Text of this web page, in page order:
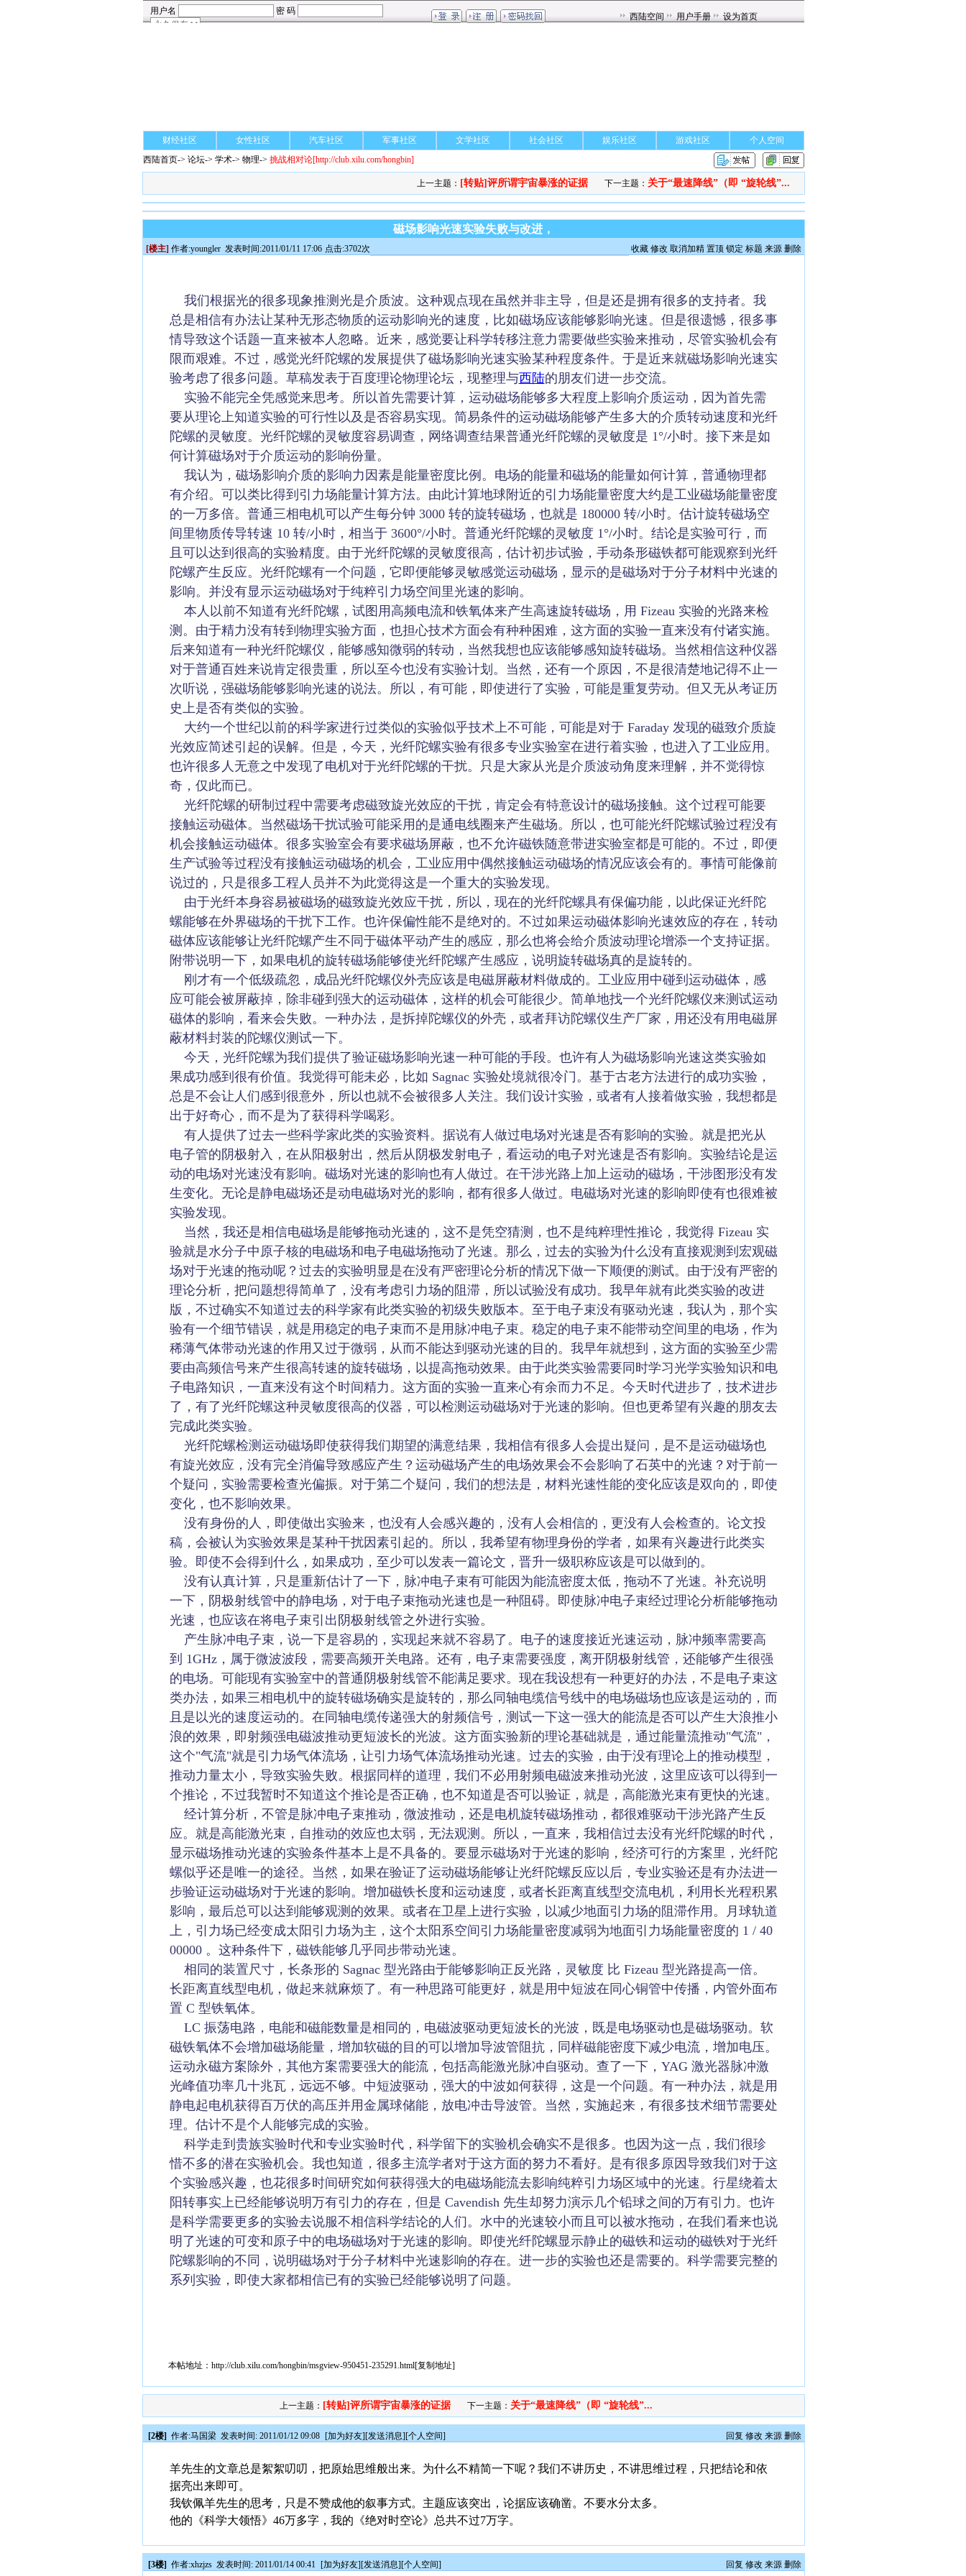
财经社区 女性社区 汽车社区 军事社区 文学社区 社会社区 娱乐社区 游戏社区
个人空间
西陆首页-> 论坛-> 学术-> 物理-> 挑战相对论[http://club.xilu.com/hongbin]
上一主题： [转贴]评所谓宇宙暴涨的证据 下一主题： 关于“最速降线”（即 “旋轮线”...
磁场影响光速实验失败与改进，
[楼主] 作者:youngler 发表时间:2011/01/11 17:06 收藏 修改 取消加精 置顶 锁定 标题 来源 删除
点击:3702次
我们根据光的很多现象推测光是介质波。这种观点现在虽然并非主导，但是还是拥有很多的支持者。我
总是相信有办法让某种无形态物质的运动影响光的速度，比如磁场应该能够影响光速。但是很遗憾，很多事
情导致这个话题一直来被本人忽略。近来，感觉要让科学转移注意力需要做些实验来推动，尽管实验机会有
限而艰难。不过，感觉光纤陀螺的发展提供了磁场影响光速实验某种程度条件。于是近来就磁场影响光速实
验考虑了很多问题。草稿发表于百度理论物理论坛，现整理与西陆的朋友们进一步交流。
实验不能完全凭感觉来思考。所以首先需要计算，运动磁场能够多大程度上影响介质运动，因为首先需
要从理论上知道实验的可行性以及是否容易实现。简易条件的运动磁场能够产生多大的介质转动速度和光纤
陀螺的灵敏度。光纤陀螺的灵敏度容易调查，网络调查结果普通光纤陀螺的灵敏度是 1°/小时。接下来是如
何计算磁场对于介质运动的影响份量。
我认为，磁场影响介质的影响力因素是能量密度比例。电场的能量和磁场的能量如何计算，普通物理都
有介绍。可以类比得到引力场能量计算方法。由此计算地球附近的引力场能量密度大约是工业磁场能量密度
的一万多倍。普通三相电机可以产生每分钟 3000 转的旋转磁场，也就是 180000 转/小时。估计旋转磁场空
间里物质传导转速 10 转/小时，相当于 3600°/小时。普通光纤陀螺的灵敏度 1°/小时。结论是实验可行，而
且可以达到很高的实验精度。由于光纤陀螺的灵敏度很高，估计初步试验，手动条形磁铁都可能观察到光纤
陀螺产生反应。光纤陀螺有一个问题，它即便能够灵敏感觉运动磁场，显示的是磁场对于分子材料中光速的
影响。并没有显示运动磁场对于纯粹引力场空间里光速的影响。
本人以前不知道有光纤陀螺，试图用高频电流和铁氧体来产生高速旋转磁场，用 Fizeau 实验的光路来检
测。由于精力没有转到物理实验方面，也担心技术方面会有种种困难，这方面的实验一直来没有付诸实施。
后来知道有一种光纤陀螺仪，能够感知微弱的转动，当然我想也应该能够感知旋转磁场。当然相信这种仪器
对于普通百姓来说肯定很贵重，所以至今也没有实验计划。当然，还有一个原因，不是很清楚地记得不止一
次听说，强磁场能够影响光速的说法。所以，有可能，即使进行了实验，可能是重复劳动。但又无从考证历
史上是否有类似的实验。
大约一个世纪以前的科学家进行过类似的实验似乎技术上不可能，可能是对于 Faraday 发现的磁致介质旋
光效应简述引起的误解。但是，今天，光纤陀螺实验有很多专业实验室在进行着实验，也进入了工业应用。
也许很多人无意之中发现了电机对于光纤陀螺的干扰。只是大家从光是介质波动角度来理解，并不觉得惊
奇，仅此而已。
光纤陀螺的研制过程中需要考虑磁致旋光效应的干扰，肯定会有特意设计的磁场接触。这个过程可能要
接触运动磁体。当然磁场干扰试验可能采用的是通电线圈来产生磁场。所以，也可能光纤陀螺试验过程没有
机会接触运动磁体。很多实验室会有要求磁场屏蔽，也不允许磁铁随意带进实验室都是可能的。不过，即便
生产试验等过程没有接触运动磁场的机会，工业应用中偶然接触运动磁场的情况应该会有的。事情可能像前
说过的，只是很多工程人员并不为此觉得这是一个重大的实验发现。
由于光纤本身容易被磁场的磁致旋光效应干扰，所以，现在的光纤陀螺具有保偏功能，以此保证光纤陀
螺能够在外界磁场的干扰下工作。也许保偏性能不是绝对的。不过如果运动磁体影响光速效应的存在，转动
磁体应该能够让光纤陀螺产生不同于磁体平动产生的感应，那么也将会给介质波动理论增添一个支持证据。
附带说明一下，如果电机的旋转磁场能够使光纤陀螺产生感应，说明旋转磁场真的是旋转的。
刚才有一个低级疏忽，成品光纤陀螺仪外壳应该是电磁屏蔽材料做成的。工业应用中碰到运动磁体，感
应可能会被屏蔽掉，除非碰到强大的运动磁体，这样的机会可能很少。简单地找一个光纤陀螺仪来测试运动
磁体的影响，看来会失败。一种办法，是拆掉陀螺仪的外壳，或者拜访陀螺仪生产厂家，用还没有用电磁屏
蔽材料封装的陀螺仪测试一下。
今天，光纤陀螺为我们提供了验证磁场影响光速一种可能的手段。也许有人为磁场影响光速这类实验如
果成功感到很有价值。我觉得可能未必，比如 Sagnac 实验处境就很冷门。基于古老方法进行的成功实验，
总是不会让人们感到很意外，所以也就不会被很多人关注。我们设计实验，或者有人接着做实验，我想都是
出于好奇心，而不是为了获得科学喝彩。
有人提供了过去一些科学家此类的实验资料。据说有人做过电场对光速是否有影响的实验。就是把光从
电子管的阴极射入，在从阳极射出，然后从阴极发射电子，看运动的电子对光速是否有影响。实验结论是运
动的电场对光速没有影响。磁场对光速的影响也有人做过。在干涉光路上加上运动的磁场，干涉图形没有发
生变化。无论是静电磁场还是动电磁场对光的影响，都有很多人做过。电磁场对光速的影响即使有也很难被
实验发现。
当然，我还是相信电磁场是能够拖动光速的，这不是凭空猜测，也不是纯粹理性推论，我觉得 Fizeau 实
验就是水分子中原子核的电磁场和电子电磁场拖动了光速。那么，过去的实验为什么没有直接观测到宏观磁
场对于光速的拖动呢？过去的实验明显是在没有严密理论分析的情况下做一下顺便的测试。由于没有严密的
理论分析，把问题想得简单了，没有考虑引力场的阻滞，所以试验没有成功。我早年就有此类实验的改进
版，不过确实不知道过去的科学家有此类实验的初级失败版本。至于电子束没有驱动光速，我认为，那个实
验有一个细节错误，就是用稳定的电子束而不是用脉冲电子束。稳定的电子束不能带动空间里的电场，作为
稀薄气体带动光速的作用又过于微弱，从而不能达到驱动光速的目的。我早年就想到，这方面的实验至少需
要由高频信号来产生很高转速的旋转磁场，以提高拖动效果。由于此类实验需要同时学习光学实验知识和电
子电路知识，一直来没有这个时间精力。这方面的实验一直来心有余而力不足。今天时代进步了，技术进步
了，有了光纤陀螺这种灵敏度很高的仪器，可以检测运动磁场对于光速的影响。但也更希望有兴趣的朋友去
完成此类实验。
光纤陀螺检测运动磁场即使获得我们期望的满意结果，我相信有很多人会提出疑问，是不是运动磁场也
有旋光效应，没有完全消偏导致感应产生？运动磁场产生的电场效果会不会影响了石英中的光速？对于前一
个疑问，实验需要检查光偏振。对于第二个疑问，我们的想法是，材料光速性能的变化应该是双向的，即使
变化，也不影响效果。
没有身份的人，即使做出实验来，也没有人会感兴趣的，没有人会相信的，更没有人会检查的。论文投
稿，会被认为实验效果是某种干扰因素引起的。所以，我希望有物理身份的学者，如果有兴趣进行此类实
验。即使不会得到什么，如果成功，至少可以发表一篇论文，晋升一级职称应该是可以做到的。
没有认真计算，只是重新估计了一下，脉冲电子束有可能因为能流密度太低，拖动不了光速。补充说明
一下，阴极射线管中的静电场，对于电子束拖动光速也是一种阻碍。即使脉冲电子束经过理论分析能够拖动
光速，也应该在将电子束引出阴极射线管之外进行实验。
产生脉冲电子束，说一下是容易的，实现起来就不容易了。电子的速度接近光速运动，脉冲频率需要高
到 1GHz，属于微波波段，需要高频开关电路。还有，电子束需要强度，离开阴极射线管，还能够产生很强
的电场。可能现有实验室中的普通阴极射线管不能满足要求。现在我设想有一种更好的办法，不是电子束这
类办法，如果三相电机中的旋转磁场确实是旋转的，那么同轴电缆信号线中的电场磁场也应该是运动的，而
且是以光的速度运动的。在同轴电缆传递强大的射频信号，测试一下这一强大的能流是否可以产生大浪推小
浪的效果，即射频强电磁波推动更短波长的光波。这方面实验新的理论基础就是，通过能量流推动"气流"，
这个"气流"就是引力场气体流场，让引力场气体流场推动光速。过去的实验，由于没有理论上的推动模型，
推动力量太小，导致实验失败。根据同样的道理，我们不必用射频电磁波来推动光波，这里应该可以得到一
个推论，不过我暂时不知道这个推论是否正确，也不知道是否可以验证，就是，高能激光束有更快的光速。
经计算分析，不管是脉冲电子束推动，微波推动，还是电机旋转磁场推动，都很难驱动干涉光路产生反
应。就是高能激光束，自推动的效应也太弱，无法观测。所以，一直来，我相信过去没有光纤陀螺的时代，
显示磁场推动光速的实验条件基本上是不具备的。要显示磁场对于光速的影响，经济可行的方案里，光纤陀
螺似乎还是唯一的途径。当然，如果在验证了运动磁场能够让光纤陀螺反应以后，专业实验还是有办法进一
步验证运动磁场对于光速的影响。增加磁铁长度和运动速度，或者长距离直线型交流电机，利用长光程积累
影响，最后总可以达到能够观测的效果。或者在卫星上进行实验，以减少地面引力场的阻滞作用。月球轨道
上，引力场已经变成太阳引力场为主，这个太阳系空间引力场能量密度减弱为地面引力场能量密度的 1 / 40
00000 。这种条件下，磁铁能够几乎同步带动光速。
相同的装置尺寸，长条形的 Sagnac 型光路由于能够影响正反光路，灵敏度 比 Fizeau 型光路提高一倍。
长距离直线型电机，做起来就麻烦了。有一种思路可能更好，就是用中短波在同心铜管中传播，内管外面布
置 C 型铁氧体。
LC 振荡电路，电能和磁能数量是相同的，电磁波驱动更短波长的光波，既是电场驱动也是磁场驱动。软
磁铁氧体不会增加磁场能量，增加软磁的目的可以增加导波管阻抗，同样磁能密度下减少电流，增加电压。
运动永磁方案除外，其他方案需要强大的能流，包括高能激光脉冲自驱动。查了一下，YAG 激光器脉冲激
光峰值功率几十兆瓦，远远不够。中短波驱动，强大的中波如何获得，这是一个问题。有一种办法，就是用
静电起电机获得百万伏的高压并用金属球储能，放电冲击导波管。当然，实施起来，有很多技术细节需要处
理。估计不是个人能够完成的实验。
科学走到贵族实验时代和专业实验时代，科学留下的实验机会确实不是很多。也因为这一点，我们很珍
惜不多的潜在实验机会。我也知道，很多主流学者对于这方面的努力不看好。是有很多原因导致我们对于这
个实验感兴趣，也花很多时间研究如何获得强大的电磁场能流去影响纯粹引力场区域中的光速。行星绕着太
阳转事实上已经能够说明万有引力的存在，但是 Cavendish 先生却努力演示几个铅球之间的万有引力。也许
是科学需要更多的实验去说服不相信科学结论的人们。水中的光速较小而且可以被水拖动，在我们看来也说
明了光速的可变和原子中的电场磁场对于光速的影响。即使光纤陀螺显示静止的磁铁和运动的磁铁对于光纤
陀螺影响的不同，说明磁场对于分子材料中光速影响的存在。进一步的实验也还是需要的。科学需要完整的
系列实验，即使大家都相信已有的实验已经能够说明了问题。
本帖地址： http://club.xilu.com/hongbin/msgview-950451-235291.html[复制地址]
上一主题： [转贴]评所谓宇宙暴涨的证据 下一主题： 关于“最速降线”（即 “旋轮线”...
[2楼] 作者:马国梁 发表时间: 2011/01/12 09:08 [加为好友][发送消息][个人空间] 回复 修改 来源 删除
羊先生的文章总是絮絮叨叨，把原始思维般出来。为什么不精简一下呢？我们不讲历史，不讲思维过程，只把结论和依
据亮出来即可。
我钦佩羊先生的思考，只是不赞成他的叙事方式。主题应该突出，论据应该确凿。不要水分太多。
他的《科学大领悟》46万多字，我的《绝对时空论》总共不过7万字。
[3楼] 作者:xhzjzs 发表时间: 2011/01/14 00:41 [加为好友][发送消息][个人空间] 回复 修改 来源 删除